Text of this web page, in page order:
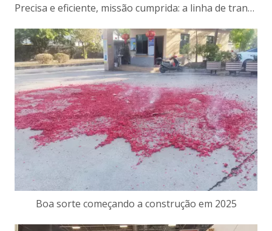
Precisa e eficiente, missão cumprida: a linha de transferência de molas Bonnell totalmente automática para o nosso cliente português carregada e enviada com sucesso
Boa sorte começando a construção em 2025